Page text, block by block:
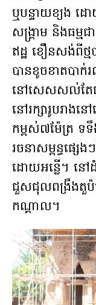
ឬបន្ទាយខ្យង ដ
សង្គ្រាម និងធម្
ឥដ្ឋ ខឿនសង់ពីថ្
បានខូចខាតបា
នៅសេសសល់តែជ
នៅរក្សារូបរាង
កម្ពស់៧ម៉ែត្រ ទ
រចនាសម្ពន្ធផ្សេ
ដោយអន្លើ។ នៅ
ជួសជុលពង្រឹងតួប៉
កណ្តាល។